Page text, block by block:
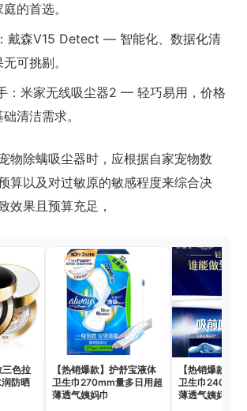
的首选。
戴森V15 Detect — 智能化、数据化清
可挑剔。
：米家无线吸尘器2 — 轻巧易用，价格
清洁需求。
物除螨吸尘器时，应根据自家宠物数
算以及对过敏原的敏感程度来综合决
效果且预算充足，
三色拉
防晒
【热销爆款】护舒宝液体
卫生巾270mm量多日用超
薄透气姨妈巾
【热销爆款】
卫生巾240mm
薄透气姨妈巾